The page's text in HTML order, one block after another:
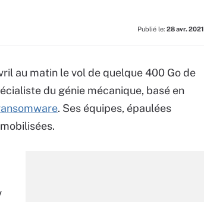
Publié le: 28 avr. 2021
au matin le vol de quelque 400 Go de
du génie mécanique, basé en
. Ses équipes, épaulées